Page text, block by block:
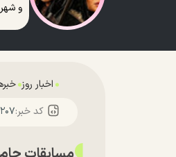
و
اخبار روز
کد خبر: